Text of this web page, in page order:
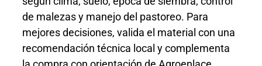
de malezas y manejo del pastoreo. Para
mejores decisiones, valida el material con una
recomendación técnica local y complementa